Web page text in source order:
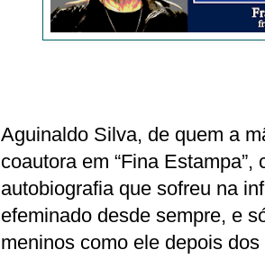
Aguinaldo Silva, de quem a
coautora em “Fina Estampa”,
autobiografia que sofreu na
efeminado desde sempre, e
meninos como ele depois